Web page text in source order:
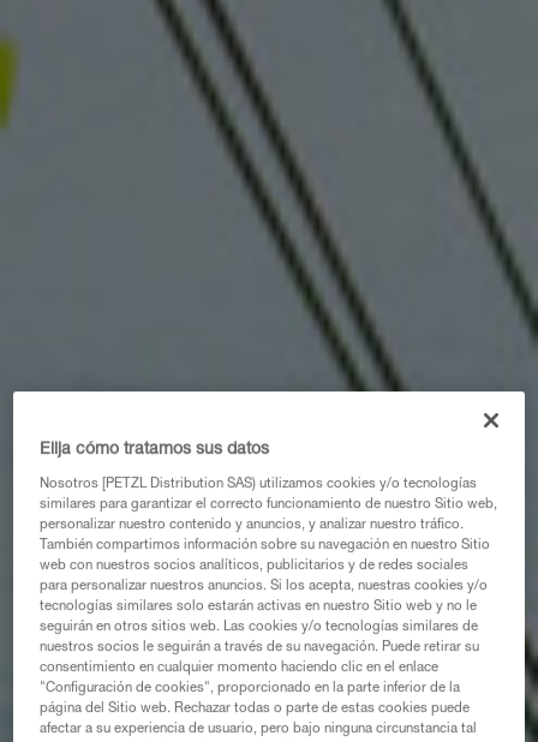
Elija cómo tratamos sus datos
Nosotros [PETZL Distribution SAS) utilizamos cookies y/o tecnologías
similares para garantizar el correcto funcionamiento de nuestro Sitio web,
personalizar nuestro contenido y anuncios, y analizar nuestro tráfico.
También compartimos información sobre su navegación en nuestro Sitio
web con nuestros socios analíticos, publicitarios y de redes sociales
para personalizar nuestros anuncios. Si los acepta, nuestras cookies y/o
tecnologías similares solo estarán activas en nuestro Sitio web y no le
seguirán en otros sitios web. Las cookies y/o tecnologías similares de
nuestros socios le seguirán a través de su navegación. Puede retirar su
consentimiento en cualquier momento haciendo clic en el enlace
"Configuración de cookies", proporcionado en la parte inferior de la
página del Sitio web. Rechazar todas o parte de estas cookies puede
afectar a su experiencia de usuario, pero bajo ninguna circunstancia tal